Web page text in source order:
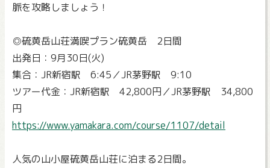
脈を攻略しましょう！
◎硫黄岳山荘満喫プラン硫黄岳 2日間
出発日：9月30日(火)
集合：JR新宿駅 6:45／JR茅野駅 9:10
ツアー代金：JR新宿駅 42,800円／JR茅野駅 34,800
円
https://www.yamakara.com/course/1107/detail
人気の山小屋硫黄岳山荘に泊まる2日間。